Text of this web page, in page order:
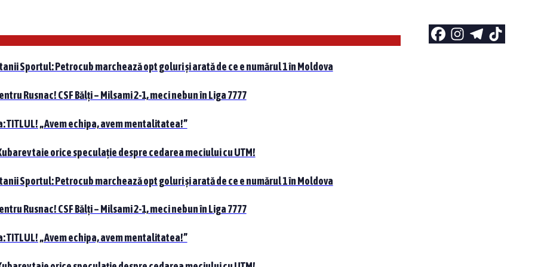
Sportul: Petrocub marchează opt goluri și arată de ce e numărul 1 în Moldova
Rusnac! CSF Bălți – Milsami 2-1, meci nebun în Liga 7777
TITLUL! „Avem echipa, avem mentalitatea!”
taie orice speculație despre cedarea meciului cu UTM!
Sportul: Petrocub marchează opt goluri și arată de ce e numărul 1 în Moldova
Rusnac! CSF Bălți – Milsami 2-1, meci nebun în Liga 7777
TITLUL! „Avem echipa, avem mentalitatea!”